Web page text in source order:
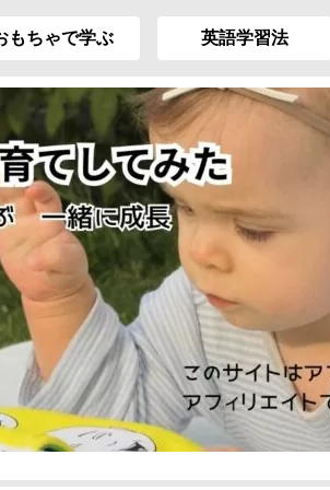
もちゃで学ぶ 英語学習法